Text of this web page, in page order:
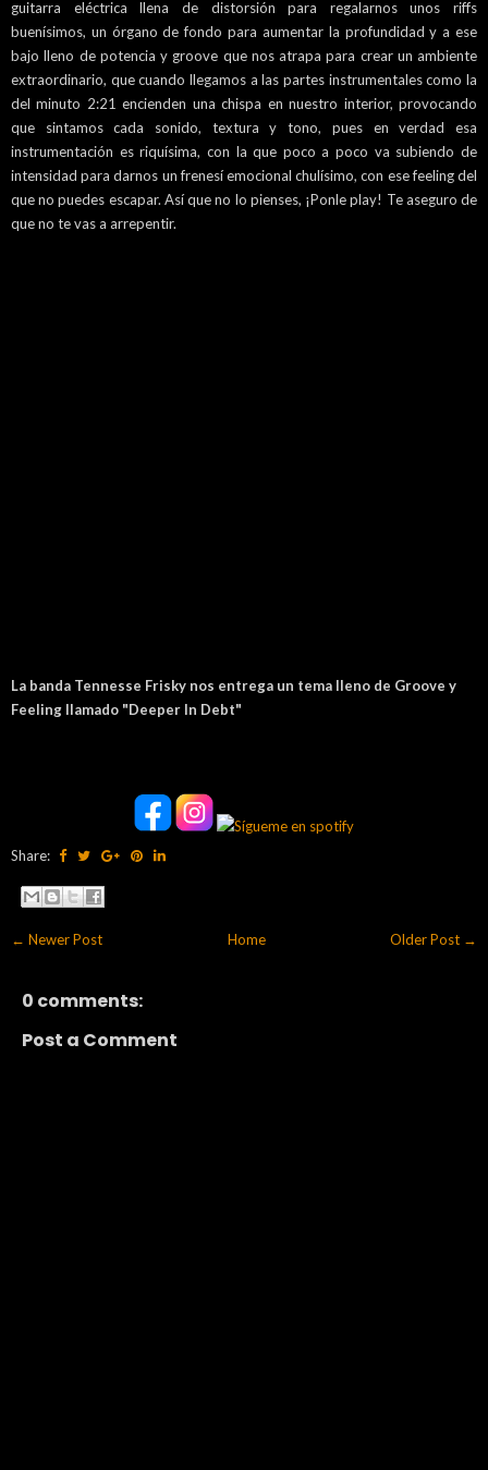
guitarra eléctrica llena de distorsión para regalarnos unos riffs
buenísimos, un órgano de fondo para aumentar la profundidad y a ese
bajo lleno de potencia y groove que nos atrapa para crear un ambiente
extraordinario, que cuando llegamos a las partes instrumentales como la
del minuto 2:21 encienden una chispa en nuestro interior, provocando
que sintamos cada sonido, textura y tono, pues en verdad esa
instrumentación es riquísima, con la que poco a poco va subiendo de
intensidad para darnos un frenesí emocional chulísimo, con ese feeling del
que no puedes escapar. Así que no lo pienses, ¡Ponle play! Te aseguro de
que no te vas a arrepentir.
La banda Tennesse Frisky nos entrega un tema lleno de Groove y
Feeling llamado "Deeper In Debt"
Share:
← Newer Post Older Post →
Home
0 comments:
Post a Comment